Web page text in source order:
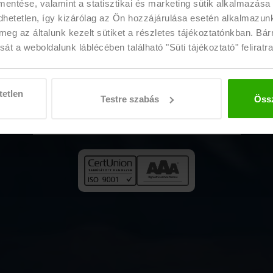
valamint a statisztikai és marketing sütik
így kizárólag az Ön hozzájárulása esetén
az általunk kezelt sütiket a részletes tájékoztatónkban.
a weboldalunk láblécében található "Süti tájékoztató"
Testre szabás
megtaláld a számodra
bejelentett, hazai és